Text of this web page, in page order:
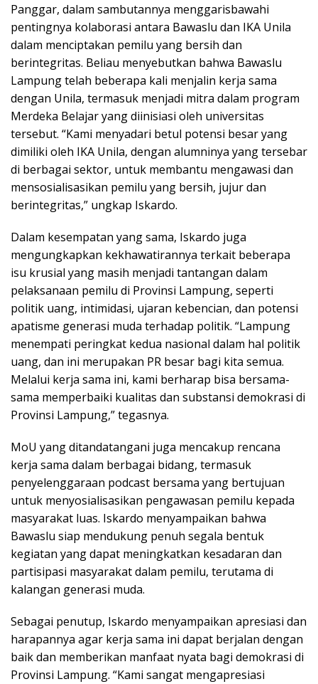
Panggar, dalam sambutannya menggarisbawahi
pentingnya kolaborasi antara Bawaslu dan IKA Unila
dalam menciptakan pemilu yang bersih dan
berintegritas. Beliau menyebutkan bahwa Bawaslu
Lampung telah beberapa kali menjalin kerja sama
dengan Unila, termasuk menjadi mitra dalam program
Merdeka Belajar yang diinisiasi oleh universitas
tersebut. “Kami menyadari betul potensi besar yang
dimiliki oleh IKA Unila, dengan alumninya yang tersebar
di berbagai sektor, untuk membantu mengawasi dan
mensosialisasikan pemilu yang bersih, jujur dan
berintegritas,” ungkap Iskardo.
Dalam kesempatan yang sama, Iskardo juga
mengungkapkan kekhawatirannya terkait beberapa
isu krusial yang masih menjadi tantangan dalam
pelaksanaan pemilu di Provinsi Lampung, seperti
politik uang, intimidasi, ujaran kebencian, dan potensi
apatisme generasi muda terhadap politik. “Lampung
menempati peringkat kedua nasional dalam hal politik
uang, dan ini merupakan PR besar bagi kita semua.
Melalui kerja sama ini, kami berharap bisa bersama-
sama memperbaiki kualitas dan substansi demokrasi di
Provinsi Lampung,” tegasnya.
MoU yang ditandatangani juga mencakup rencana
kerja sama dalam berbagai bidang, termasuk
penyelenggaraan podcast bersama yang bertujuan
untuk menyosialisasikan pengawasan pemilu kepada
masyarakat luas. Iskardo menyampaikan bahwa
Bawaslu siap mendukung penuh segala bentuk
kegiatan yang dapat meningkatkan kesadaran dan
partisipasi masyarakat dalam pemilu, terutama di
kalangan generasi muda.
Sebagai penutup, Iskardo menyampaikan apresiasi dan
harapannya agar kerja sama ini dapat berjalan dengan
baik dan memberikan manfaat nyata bagi demokrasi di
Provinsi Lampung. “Kami sangat mengapresiasi